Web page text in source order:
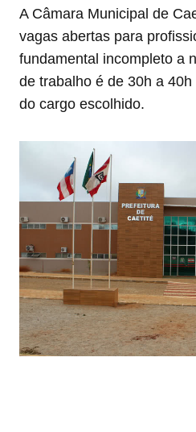
A Câmara Municipal de
vagas abertas para
fundamental incompleto a
de trabalho é de 30h a
do cargo escolhido.